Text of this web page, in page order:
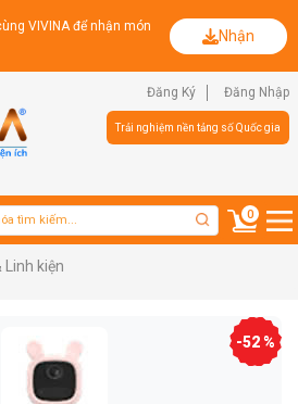
VIVINA để nhận món
Nhận
Đăng Ký Đăng Nhập
Trải nghiệm nền tảng số Quốc gia
0
Linh kiện
-52 %